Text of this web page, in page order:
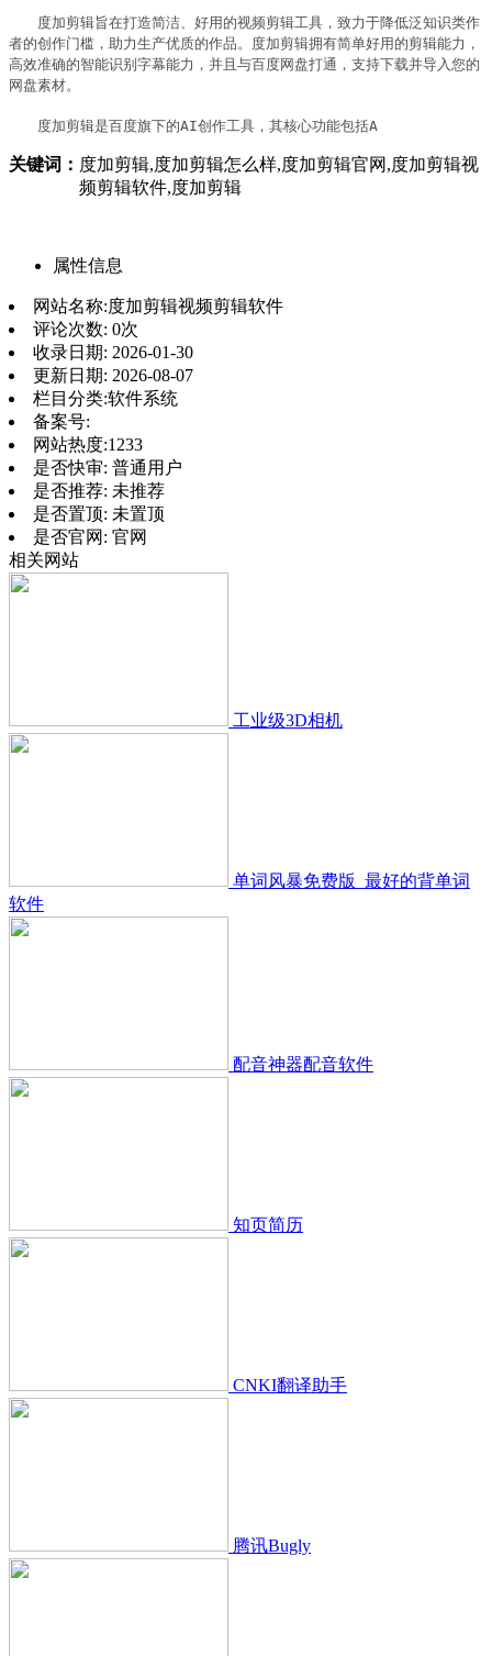
度加剪辑旨在打造简洁、好用的视频剪辑工具，致力于降低泛知识类作
者的创作门槛，助力生产优质的作品。度加剪辑拥有简单好用的剪辑能力，
高效准确的智能识别字幕能力，并且与百度网盘打通，支持下载并导入您的
网盘素材。
度加剪辑是百度旗下的AI创作工具，其核心功能包括A
关键词： 度加剪辑,度加剪辑怎么样,度加剪辑官网,度加剪辑视
频剪辑软件,度加剪辑
属性信息
网站名称:度加剪辑视频剪辑软件
评论次数: 0次
收录日期: 2026-01-30
更新日期: 2026-08-07
栏目分类:软件系统
备案号:
网站热度:1233
是否快审: 普通用户
是否推荐: 未推荐
是否置顶: 未置顶
是否官网: 官网
相关网站
工业级3D相机
单词风暴免费版_最好的背单词
软件
配音神器配音软件
知页简历
CNKI翻译助手
腾讯Bugly